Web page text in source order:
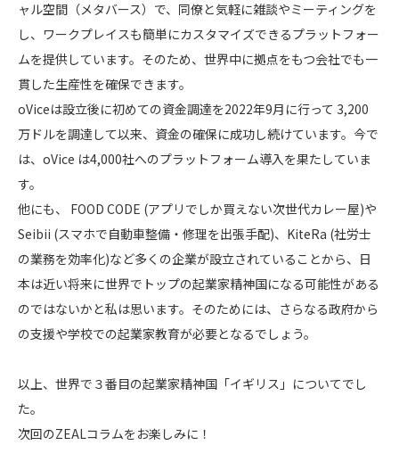
ャル空間（メタバース）で、同僚と気軽に雑談やミーティングを
し、ワークプレイスも簡単にカスタマイズできるプラットフォー
ムを提供しています。そのため、世界中に拠点をもつ会社でも一
貫した生産性を確保できます。
oViceは設立後に初めての資金調達を2022年9月に行って 3,200
万ドルを調達して以来、資金の確保に成功し続けています。今で
は、oVice は4,000社へのプラットフォーム導入を果たしていま
す。
他にも、 FOOD CODE (アプリでしか買えない次世代カレー屋)や
Seibii (スマホで自動車整備・修理を出張手配)、KiteRa (社労士
の業務を効率化)など多くの企業が設立されていることから、日
本は近い将来に世界でトップの起業家精神国になる可能性がある
のではないかと私は思います。そのためには、さらなる政府から
の支援や学校での起業家教育が必要となるでしょう。
以上、世界で３番目の起業家精神国「イギリス」についてでし
た。
次回のZEALコラムをお楽しみに！